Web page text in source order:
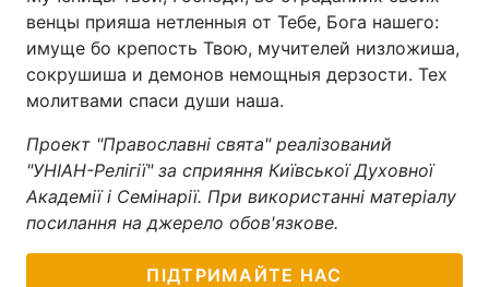
венцы прияша нетленныя от Тебе, Бога нашего:
имуще бо крепость Твою, мучителей низложиша,
сокрушиша и демонов немощныя дерзости. Тех
молитвами спаси души наша.
Проект "Православні свята" реалізований
"УНІАН-Релігії" за сприяння Київської Духовної
Академії і Семінарії. При використанні матеріалу
посилання на джерело обов'язкове.
ПІДТРИМАЙТЕ НАС